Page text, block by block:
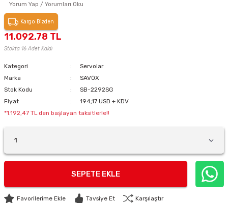
Yorum Yap / Yorumları Oku
Kargo Bizden
11.092,78 TL
Stokta 16 Adet Kaldı
Kategori
Servolar
Marka
SAVÖX
Stok Kodu
SB-2292SG
Fiyat
194,17 USD + KDV
*1.192,47 TL den başlayan taksitlerle!!
SEPETE EKLE
Tavsiye Et Karşılaştır